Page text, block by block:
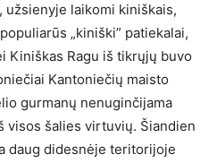
užsienyje laikomi kiniškais,
„kiniški” patiekalai,
Kiniškas Ragu iš tikrųjų buvo
Kantoniečių maisto
gurmanų nenuginčijama
visos šalies virtuvių. Šiandien
daug didesnėje teritorijoje